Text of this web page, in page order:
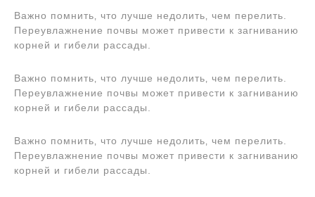
Важно помнить‚ что лучше недолить‚ чем перелить.
Переувлажнение почвы может привести к загниванию
корней и гибели рассады.
Важно помнить‚ что лучше недолить‚ чем перелить.
Переувлажнение почвы может привести к загниванию
корней и гибели рассады.
Важно помнить‚ что лучше недолить‚ чем перелить.
Переувлажнение почвы может привести к загниванию
корней и гибели рассады.